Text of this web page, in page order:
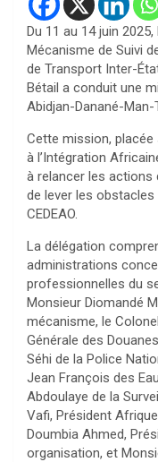
Du 11 au 14 juin
Mécanisme de Suivi
de Transport Inter-
Bétail a conduit une
Abidjan-Danané-
Cette mission, placée
à l’Intégration
à relancer les actions
de lever les obstacles
CEDEAO.
La délégation
administrations
professionnelles du
Monsieur Diomandé
mécanisme, le
Générale des
Séhi de la Police
Jean François des
Abdoulaye de la
Vafi, Président
Doumbia Ahmed,
organisation, et